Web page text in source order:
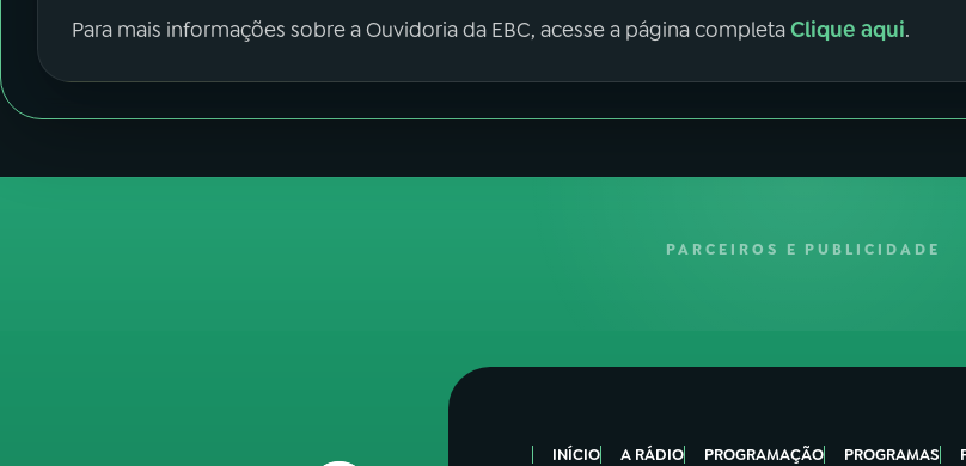
Para mais informações sobre a Ouvidoria da EBC, acesse a página completaClique aqui.
PARCEIROS E PUBLICIDADE
INÍCIO A RÁDIO PROGRAMAÇÃO PROGRAMAS